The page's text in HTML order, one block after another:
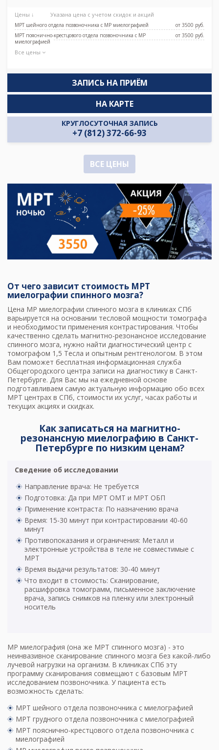
Цены ↓ Указана цена с учетом скидок и акций
МРТ шейного отдела позвоночника с МР миелографией
от 3500 pуб.
МРТ пояснично-крестцового отдела позвоночника с МР
миелографией
от 3500 pуб.
Все цены
ЗАПИСЬ НА ПРИЁМ
КРУГЛОСУТОЧНАЯ ЗАПИСЬ
+7 (812) 372-66-93
НА КАРТЕ
ВСЕ ЦЕНЫ
От чего зависит стоимость МРТ
миелографии спинного мозга?
Цена МР миелографии спинного мозга в клиниках СПб
варьируется на основании тесловой мощности томографа
и необходимости применения контрастирования. Чтобы
качественно сделать магнитно-резонансное исследование
спинного мозга, нужно найти диагностический центр с
томографом 1,5 Тесла и опытным рентгенологом. В этом
Вам поможет бесплатная информационная служба
Общегородского центра записи на диагностику в Санкт-
Петербурге. Для Вас мы на ежедневной основе
подготавливаем самую актуальную информацию обо всех
МРТ центрах в СПб, стоимости их услуг, часах работы и
текущих акциях и скидках.
Как записаться на магнитно-
резонансную миелографию в Санкт-
Петербурге по низким ценам?
Сведение об исследовании
Направление врача: Не требуется
Подготовка: Да при МРТ ОМТ и МРТ ОБП
Применение контраста: По назначению врача
Время: 15-30 минут при контрастировании 40-60
минут
Противопоказания и ограничения: Металл и
электронные устройства в теле не совместимые с
МРТ
Время выдачи результатов: 30-40 минут
Что входит в стоимость: Сканирование,
расшифровка томограмм, письменное заключение
врача, запись снимков на пленку или электронный
носитель
МР миелография (она же МРТ спинного мозга) - это
неинвазивное сканирование спинного мозга без какой-либо
лучевой нагрузки на организм. В клиниках СПб эту
программу сканирования совмещают с базовым МРТ
исследованием позвоночника. У пациента есть
возможность сделать:
МРТ шейного отдела позвоночника с миелографией
МРТ грудного отдела позвоночника с миелографией
МРТ пояснично-крестцового отдела позвоночника с
миелографией